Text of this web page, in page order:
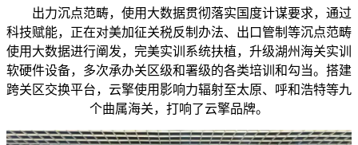
出力沉点范畴，使用大数据贯彻落实国度计谋要求，通过
科技赋能，正在对美加征关税反制办法、出口管制等沉点范畴
使用大数据进行阐发，完美实训系统扶植，升级湖州海关实训
软硬件设备，多次承办关区级和署级的各类培训和勾当。搭建
跨关区交换平台，云擎使用影响力辐射至太原、呼和浩特等九
个曲属海关，打响了云擎品牌。